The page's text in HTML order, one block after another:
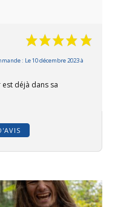
: Le 10 décembre 2023 à
déjà dans sa
Ce
produit